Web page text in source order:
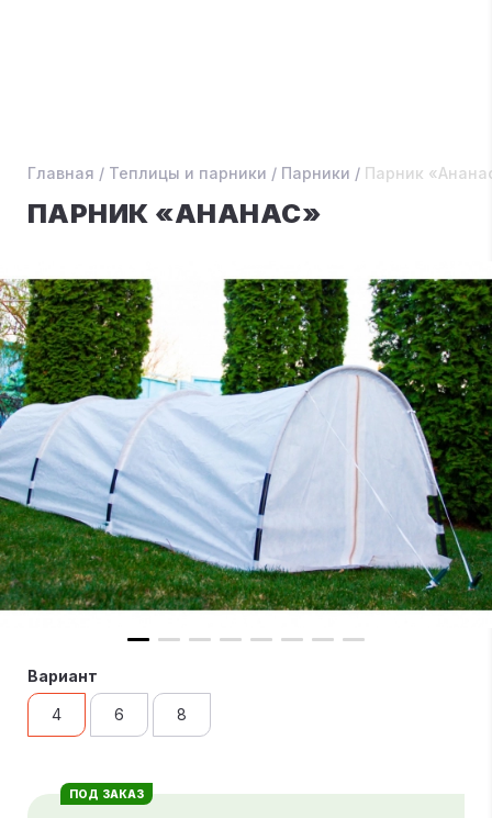
Главная / Теплицы и парники / Парники / Парник
ПАРНИК «АНАНАС»
Вариант
4 6 8
ПОД ЗАКАЗ